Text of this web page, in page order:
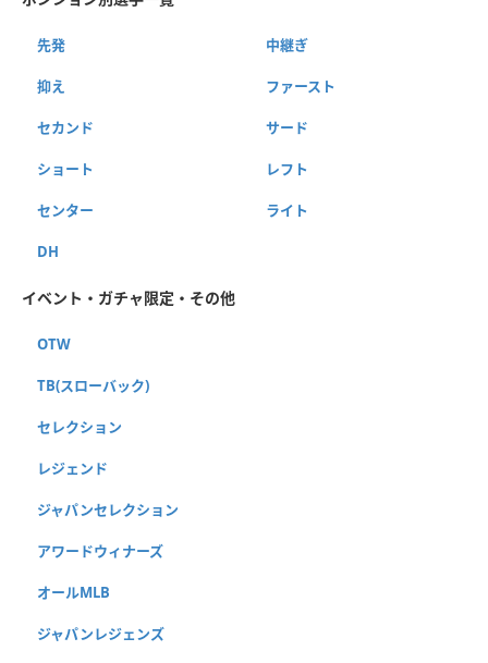
先発 中継ぎ
抑え ファースト
セカンド サード
ショート レフト
センター ライト
DH
イベント・ガチャ限定・その他
OTW
TB(スローバック)
セレクション
レジェンド
ジャパンセレクション
アワードウィナーズ
オールMLB
ジャパンレジェンズ